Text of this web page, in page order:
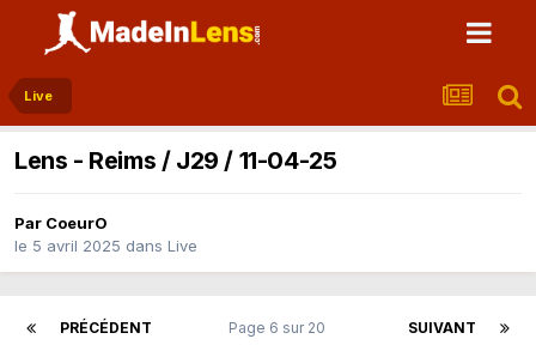
Live
Lens - Reims / J29 / 11-04-25
Par CoeurO
le 5 avril 2025 dans Live
PRÉCÉDENT SUIVANT
Page 6 sur 20